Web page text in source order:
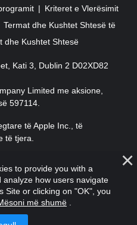
Kriteret e Vlerësimit
Termat dhe Kushtet Shtesë të
dhe Kushtet Shtesë
Kati 3, Dublin 2 D02XD82
Limited me aksione,
597114.
të Apple Inc., të
të tjera.
Ltd. Të gjitha të drejtat
to provide you with a
how users navigate
Site or clicking on "OK", you
më shumë